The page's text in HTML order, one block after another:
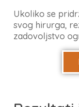
Ukoliko se
svog hirurga,
zadovoljstvo